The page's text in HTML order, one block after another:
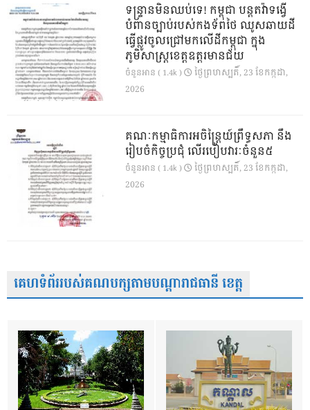
ទន្ទ្រានមិនឈប់ទេ! កម្ពុជា បន្តតវ៉ាទង្វើ
បំពានច្បាប់របស់កងទ័ពថៃ ឈូសឆាយដី
ធ្វើផ្លូវចូលជ្រៅមកលើដីកម្ពុជា ក្នុង
ភូមិសាស្ត្រខេត្តឧត្តរមានជ័យ
ចំនួនអាន ( 1.4k )
ថ្ងៃ​ព្រហស្បតិ៍, 23 ខែ​កក្កដា,
2026
គណៈកម្មាធិការអចិន្ត្រៃយ៍ព្រឹទ្ធសភា នឹង
រៀបចំកិច្ចប្រជុំ លើរបៀបវារៈចំនួន៥
ចំនួនអាន ( 1.4k )
ថ្ងៃ​ព្រហស្បតិ៍, 23 ខែ​កក្កដា,
2026
គេហទំព័ររបស់គណបក្សតាមបណ្តារាជធានី ខេត្ត